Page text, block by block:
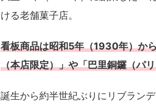
ける老舗菓子店。
看板商品は昭和5年（1930年）か
（本店限定）」や「巴里銅鑼（パ
誕生から約半世紀ぶりにリブラン